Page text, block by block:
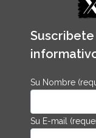
Su Nombre
Su E-mail